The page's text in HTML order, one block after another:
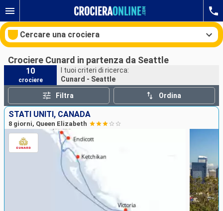
Cercare una crociera
Le nostre destinazioni
Mesi di partenza
Porti
Ricerca
Crociere Cunard in partenza da Seattle
10
crociere
I tuoi criteri di ricerca:
Cunard - Seattle
Filtra Ordina
STATI UNITI, CANADA
8 giorni, Queen Elizabeth